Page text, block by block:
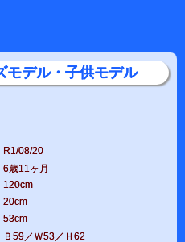
モデル・子供モデル
R1/08/20
6歳11ヶ月
120cm
20cm
53cm
Ｂ59／Ｗ53／Ｈ62